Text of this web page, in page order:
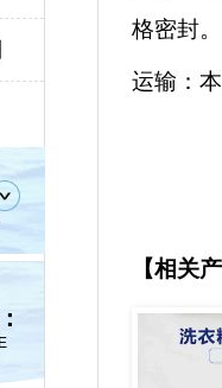
格密封。
运输：
【相关